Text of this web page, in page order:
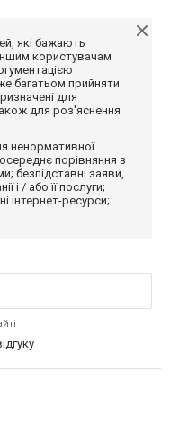
які бажають
користувачам
багатьом прийняти
для
для роз'яснення
ненормативної
порівняння з
безпідставні заяви,
і / або її послуги;
інтернет-ресурси;